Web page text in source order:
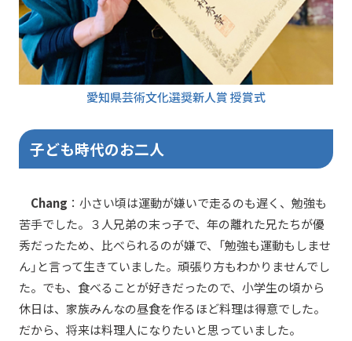
愛知県芸術文化選奨新人賞 授賞式
子ども時代のお二人
Chang ：小さい頃は運動が嫌いで走るのも遅く、勉強も
苦手でした。３人兄弟の末っ子で、年の離れた兄たちが優
秀だったため、比べられるのが嫌で、「勉強も運動もしませ
ん」と言って生きていました。頑張り方もわかりませんでし
た。でも、食べることが好きだったので、小学生の頃から
休日は、家族みんなの昼食を作るほど料理は得意でした。
だから、将来は料理人になりたいと思っていました。